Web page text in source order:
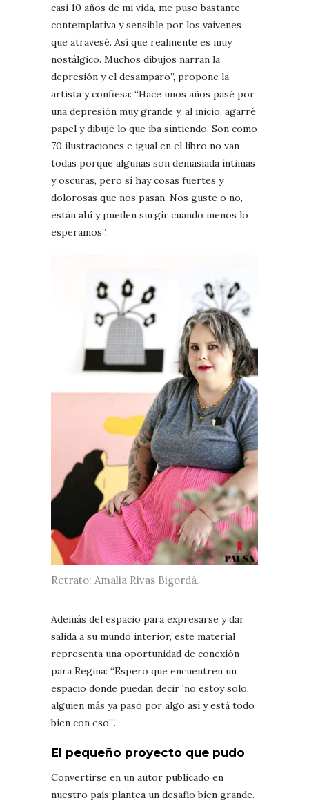
casi 10 años de mi vida, me puso bastante
contemplativa y sensible por los vaivenes
que atravesé. Así que realmente es muy
nostálgico. Muchos dibujos narran la
depresión y el desamparo”, propone la
artista y confiesa: “Hace unos años pasé por
una depresión muy grande y, al inicio, agarré
papel y dibujé lo que iba sintiendo. Son como
70 ilustraciones e igual en el libro no van
todas porque algunas son demasiada íntimas
y oscuras, pero sí hay cosas fuertes y
dolorosas que nos pasan. Nos guste o no,
están ahí y pueden surgir cuando menos lo
esperamos”.
Retrato: Amalia Rivas Bigordá.
Además del espacio para expresarse y dar
salida a su mundo interior, este material
representa una oportunidad de conexión
para Regina: “Espero que encuentren un
espacio donde puedan decir ‘no estoy solo,
alguien más ya pasó por algo así y está todo
bien con eso’”.
El pequeño proyecto que pudo
Convertirse en un autor publicado en
nuestro país plantea un desafío bien grande.